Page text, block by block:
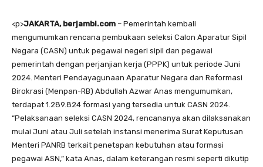
<p>JAKARTA, berjambi.com – Pemerintah kembali
mengumumkan rencana pembukaan seleksi Calon Aparatur Sipil
Negara (CASN) untuk pegawai negeri sipil dan pegawai
pemerintah dengan perjanjian kerja (PPPK) untuk periode Juni
2024. Menteri Pendayagunaan Aparatur Negara dan Reformasi
Birokrasi (Menpan-RB) Abdullah Azwar Anas mengumumkan,
terdapat 1.289.824 formasi yang tersedia untuk CASN 2024.
“Pelaksanaan seleksi CASN 2024, rencananya akan dilaksanakan
mulai Juni atau Juli setelah instansi menerima Surat Keputusan
Menteri PANRB terkait penetapan kebutuhan atau formasi
pegawai ASN,” kata Anas, dalam keterangan resmi seperti dikutip